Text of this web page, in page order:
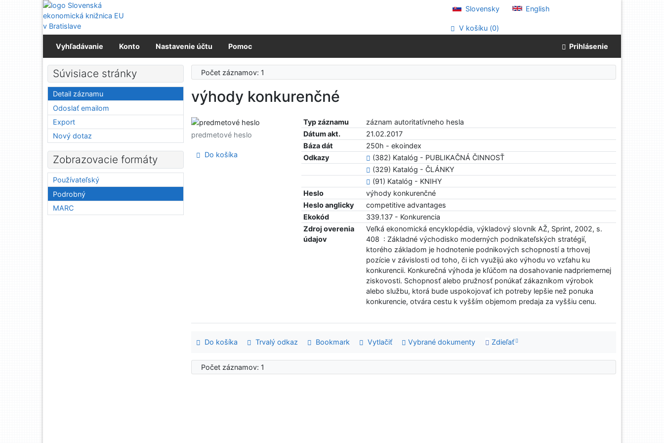
Prejsť na obsah
Prejsť na menu
Prehlásenie o webovej prístupnosti
Slovensky English
V košíku (0)
Vyhľadávanie Konto Nastavenie účtu Pomoc Prihlásenie
Počet záznamov: 1
výhody konkurenčné
Typ záznamu
záznam autoritatívneho hesla
Dátum akt.
21.02.2017
Báza dát
250h - ekoindex
Odkazy
(382) Katalóg - PUBLIKAČNÁ ČINNOSŤ
(329) Katalóg - ČLÁNKY
(91) Katalóg - KNIHY
Heslo
výhody konkurenčné
Heslo anglicky
competitive advantages
Ekokód
339.137 - Konkurencia
Zdroj overenia
údajov
Veľká ekonomická encyklopédia, výkladový slovník AŽ, Sprint, 2002, s.
408 : Základné východisko moderných podnikateľských stratégií,
ktorého základom je hodnotenie podnikových schopností a trhovej
pozície v závislosti od toho, či ich využijú ako výhodu vo vzťahu ku
konkurencii. Konkurečná výhoda je kľúčom na dosahovanie nadpriemernej
ziskovosti. Schopnosť alebo pružnosť ponúkať zákazníkom výrobok
alebo službu, ktorá bude uspokojovať ich potreby lepšie než ponuka
konkurencie, otvára cestu k vyšším objemom predaja za vyššiu cenu.
predmetové heslo
Do košíka
Do košíka Trvalý odkaz Bookmark Vytlačiť Vybrané dokumenty Zdieľať
Počet záznamov: 1
Súvisiace stránky
Detail záznamu
Odoslať emailom
Export
Nový dotaz
Zobrazovacie formáty
Používateľský
Podrobný
MARC